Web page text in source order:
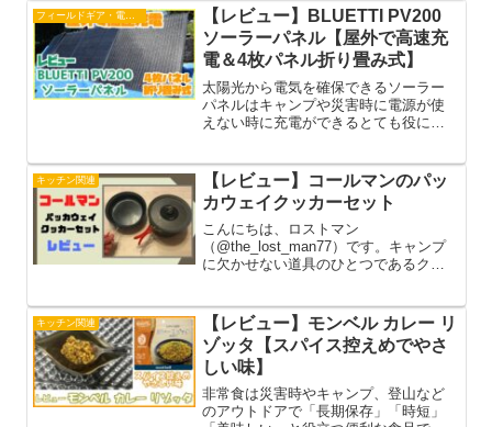
番と言えるベストセラー商品です。今
回は日本一周の自転車の旅やキ...
フィールドギア・電子機器
【レビュー】BLUETTI PV200
ソーラーパネル【屋外で高速充
電＆4枚パネル折り畳み式】
太陽光から電気を確保できるソーラー
パネルはキャンプや災害時に電源が使
えない時に充電ができるとても役に立
い電力を供給できるソーラーパネルも
注目されるようになりましたね。た...
キッチン関連
【レビュー】コールマンのパッ
カウェイクッカーセット
こんにちは、ロストマン
（@the_lost_man77）です。キャンプ
に欠かせない道具のひとつであるクッ
し器、ポットなど色々な使い方ができ
るので、これがないとキャンプができ...
キッチン関連
【レビュー】モンベル カレー リ
ゾッタ【スパイス控えめでやさ
しい味】
非常食は災害時やキャンプ、登山など
のアウトドアで「長期保存」「時短」